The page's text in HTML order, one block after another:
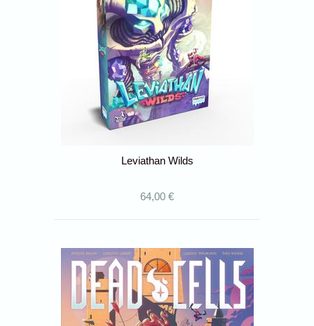
Leviathan Wilds
64,00 €